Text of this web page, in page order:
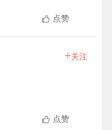
点赞
+关注
点赞